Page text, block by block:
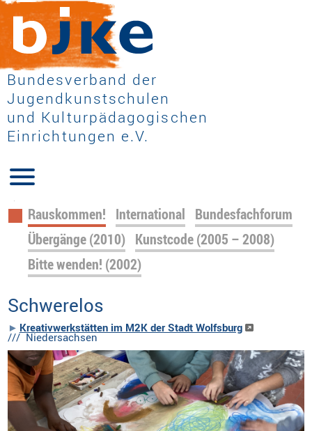
Bundesverband der
Jugendkunstschulen
und Kulturpädagogischen
Einrichtungen e.V.
Navigation
überspringen
Rauskommen! International Bundesfachforum
Übergänge (2010) Kunstcode (2005 – 2008)
Bitte wenden! (2002)
Schwerelos
Kreativwerkstätten im M2K der Stadt Wolfsburg
/// Niedersachsen